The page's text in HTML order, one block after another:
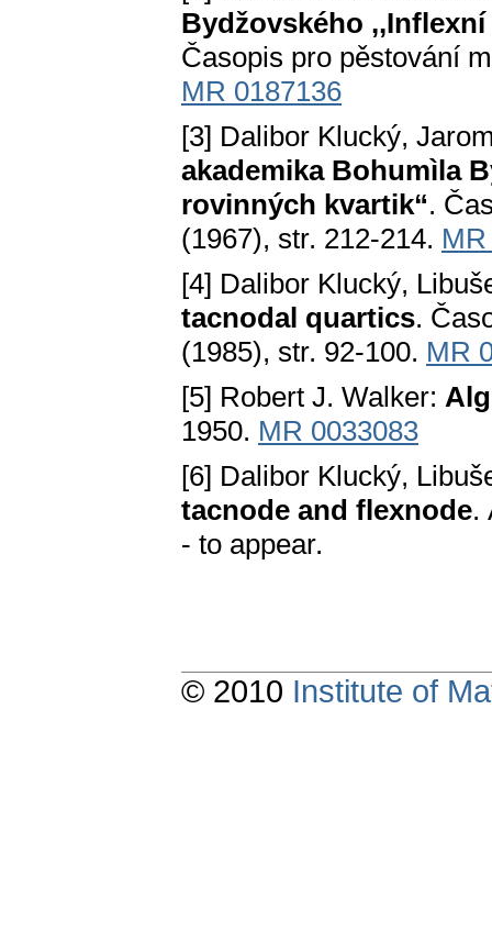
Bydžovského
Časopis pro pěstování
MR 0187136
[3] Dalibor Klucký,
akademika Bohumìla
rovinných kvartik“.
(1967), str. 212-214.
[4] Dalibor Klucký,
tacnodal quartics.
(1985), str. 92-100. MR
[5] Robert J. Walker:
1950. MR 0033083
[6] Dalibor Klucký,
tacnode and flexnode.
- to appear.
© 2010 Institute of